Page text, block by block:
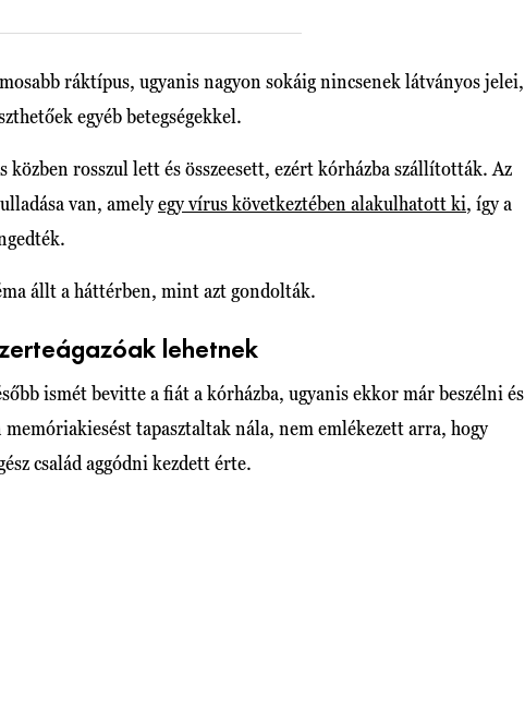
ráktípus, ugyanis nagyon sokáig nincsenek látványos jelei,
egyéb betegségekkel.
közben rosszul lett és összeesett, ezért kórházba szállították. Az
van, amelyegy vírus következtében alakulhatott ki, így a
állt a háttérben, mint azt gondolták.
lehetnek
ismét bevitte a fiát a kórházba, ugyanis ekkor már beszélni és
tapasztaltak nála, nem emlékezett arra, hogy
család aggódni kezdett érte.